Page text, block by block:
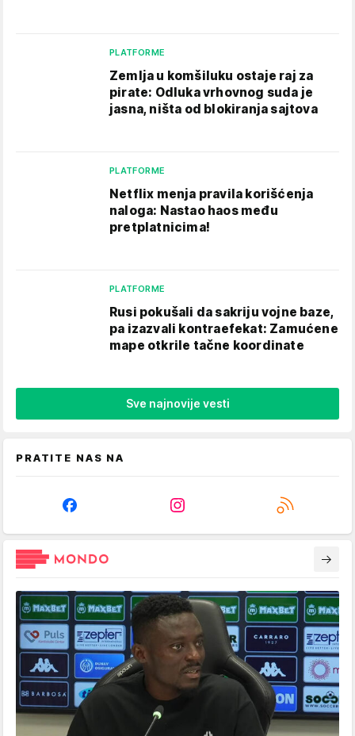
PLATFORME
Zemlja u komšiluku ostaje raj za
pirate: Odluka vrhovnog suda je
jasna, ništa od blokiranja sajtova
PLATFORME
Netflix menja pravila korišćenja
naloga: Nastao haos među
pretplatnicima!
PLATFORME
Rusi pokušali da sakriju vojne baze,
pa izazvali kontraefekat: Zamućene
mape otkrile tačne koordinate
Sve najnovije vesti
PRATITE NAS NA